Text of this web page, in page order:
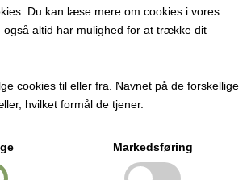
Du kan læse mere om cookies i vores
også altid har mulighed for at trække dit
cookies til eller fra. Navnet på de forskellige
hvilket formål de tjener.
Markedsføring
og mikronæringsstoffer, der sikrer en optimal
most eller vin.